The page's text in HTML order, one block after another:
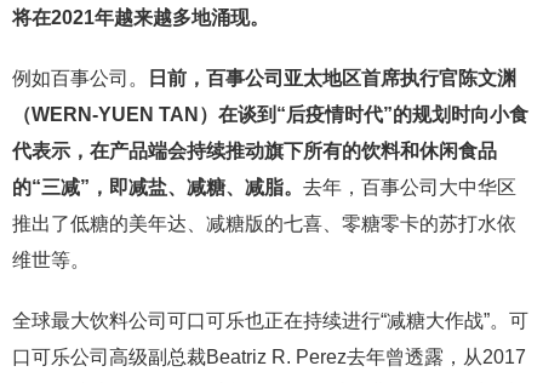
将在2021年越来越多地涌现。
例如百事公司。
日前，百事公司亚太地区首席执行官陈文渊
（WERN-YUEN TAN）在谈到“后疫情时代”的规划时向小食
代表示，在产品端会持续推动旗下所有的饮料和休闲食品
的“三减”，即减盐、减糖、减脂。 去年，百事公司大中华区
推出了低糖的美年达、减糖版的七喜、零糖零卡的苏打水依
维世等。
全球最大饮料公司可口可乐也正在持续进行“减糖大作战”。可
口可乐公司高级副总裁Beatriz R. Perez去年曾透露，从2017